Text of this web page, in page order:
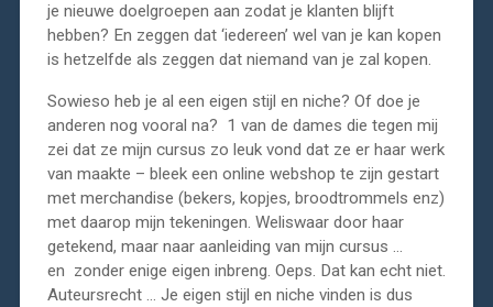
je nieuwe doelgroepen aan zodat je klanten blijft
hebben? En zeggen dat ‘iedereen’ wel van je kan kopen
is hetzelfde als zeggen dat niemand van je zal kopen.
Sowieso heb je al een eigen stijl en niche? Of doe je
anderen nog vooral na? 1 van de dames die tegen mij
zei dat ze mijn cursus zo leuk vond dat ze er haar werk
van maakte – bleek een online webshop te zijn gestart
met merchandise (bekers, kopjes, broodtrommels enz)
met daarop mijn tekeningen. Weliswaar door haar
getekend, maar naar aanleiding van mijn cursus …
en zonder enige eigen inbreng. Oeps. Dat kan echt niet.
Auteursrecht … Je eigen stijl en niche vinden is dus